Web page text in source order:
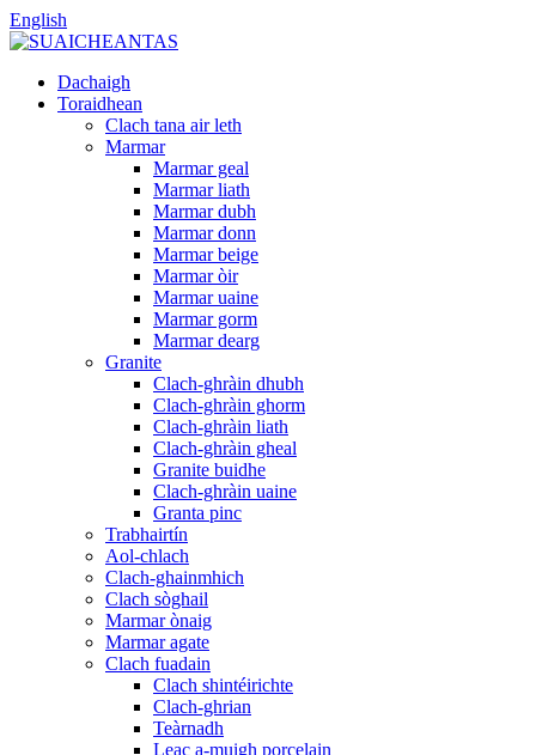
English
Dachaigh
Toraidhean
Clach tana air leth
Marmar
Marmar geal
Marmar liath
Marmar dubh
Marmar donn
Marmar beige
Marmar òir
Marmar uaine
Marmar gorm
Marmar dearg
Granite
Clach-ghràin dhubh
Clach-ghràin ghorm
Clach-ghràin liath
Clach-ghràin gheal
Granite buidhe
Clach-ghràin uaine
Granta pinc
Trabhairtín
Aol-chlach
Clach-ghainmhich
Clach sòghail
Marmar ònaig
Marmar agate
Clach fuadain
Clach shintéirichte
Clach-ghrian
Teàrnadh
Leac a-muigh porcelain